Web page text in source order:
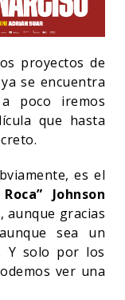
proyectos de
se encuentra
poco iremos
que hasta
es el
Johnson
aunque gracias
sea un
Y solo por los
ver una